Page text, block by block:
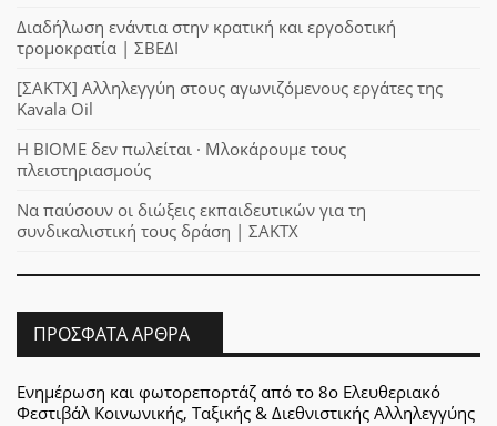
Διαδήλωση ενάντια στην κρατική και εργοδοτική
τρομοκρατία | ΣΒΕΔΙ
[ΣΑΚΤΧ] Αλληλεγγύη στους αγωνιζόμενους εργάτες της
Kavala Oil
Η ΒΙΟΜΕ δεν πωλείται · Μλοκάρουμε τους
πλειστηριασμούς
Να παύσουν οι διώξεις εκπαιδευτικών για τη
συνδικαλιστική τους δράση | ΣΑΚΤΧ
ΠΡΌΣΦΑΤΑ ΆΡΘΡΑ
Ενημέρωση και φωτορεπορτάζ από το 8ο Ελευθεριακό
Φεστιβάλ Κοινωνικής, Ταξικής & Διεθνιστικής Αλληλεγγύης